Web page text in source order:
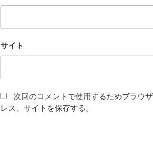
サイト
次回のコメントで使用するためブラウ
レス、サイトを保存する。